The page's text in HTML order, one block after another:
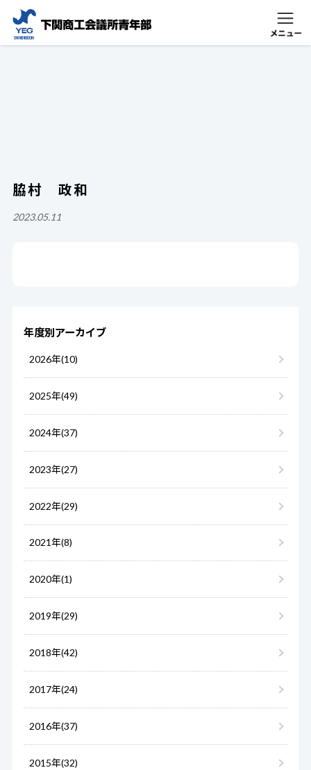
脇村 政和
2023.05.11
年度別アーカイブ
2026年(10)
2025年(49)
2024年(37)
2023年(27)
2022年(29)
2021年(8)
2020年(1)
2019年(29)
2018年(42)
2017年(24)
2016年(37)
2015年(32)